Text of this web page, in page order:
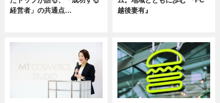
経営者」の共通点…
越後妻有』